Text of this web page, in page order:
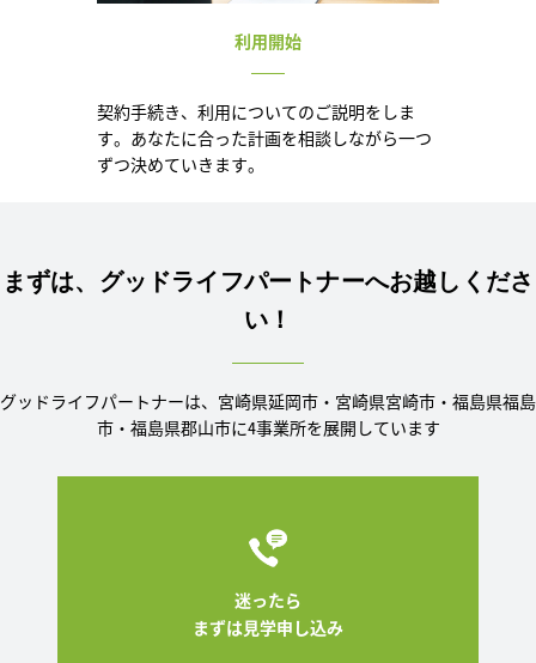
利用開始
契約手続き、利用についてのご説明をしま
す。あなたに合った計画を相談しながら一つ
ずつ決めていきます。
まずは、グッドライフパートナーへお越しくださ
い！
グッドライフパートナーは、宮崎県延岡市・宮崎県宮崎市・福島県福島
市・福島県郡山市に4事業所を展開しています
迷ったら
まずは見学申し込み